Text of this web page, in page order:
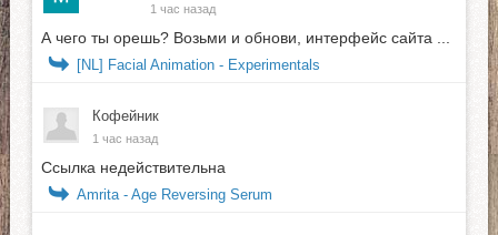
1 час назад
А чего ты орешь? Возьми и обнови, интерфейс сайта ...
[NL] Facial Animation - Experimentals
Кофейник
1 час назад
Ссылка недействительна
Amrita - Age Reversing Serum